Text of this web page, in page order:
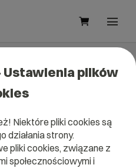
what exactly it is
meaning to you in
Ustawienia plików
Niektóre pliki cookies są
działania strony.
pliki cookies, związane z
społecznościowymi i